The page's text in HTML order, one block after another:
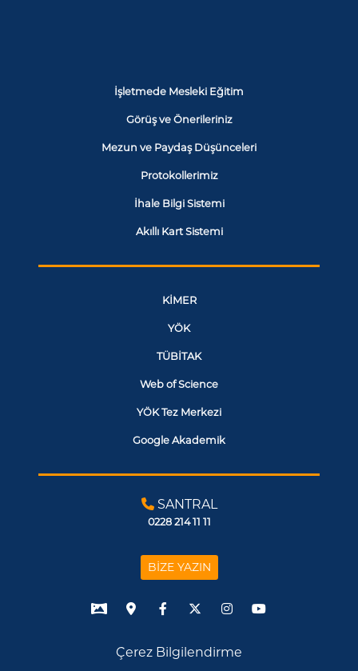
İşletmede Mesleki Eğitim
Görüş ve Önerileriniz
Mezun ve Paydaş Düşünceleri
Protokollerimiz
İhale Bilgi Sistemi
Akıllı Kart Sistemi
KİMER
YÖK
TÜBİTAK
Web of Science
YÖK Tez Merkezi
Google Akademik
SANTRAL
0228 214 11 11
BİZE YAZIN
Çerez Bilgilendirme